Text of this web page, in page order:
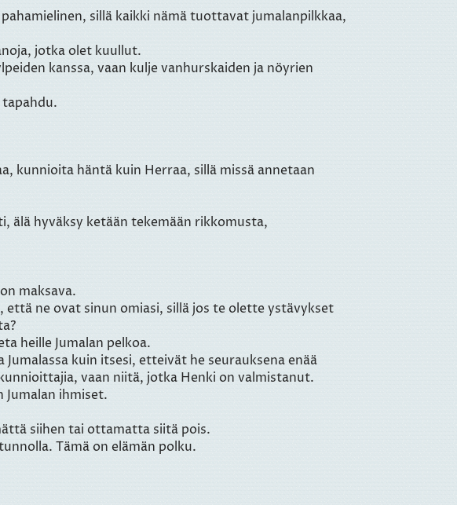
sillä kaikki nämä tuottavat jumalanpilkkaa,
jotka olet kuullut.
kanssa, vaan kulje vanhurskaiden ja nöyrien
kunnioita häntä kuin Herraa, sillä missä annetaan
älä hyväksy ketään tekemään rikkomusta,
maksava.
että ne ovat sinun omiasi, sillä jos te olette ystävykset
heille Jumalan pelkoa.
kuin itsesi, etteivät he seurauksena enää
vaan niitä, jotka Henki on valmistanut.
Jumalan ihmiset.
siihen tai ottamatta siitä pois.
Tämä on elämän polku.